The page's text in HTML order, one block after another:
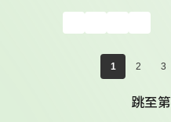
1 2 3
跳至第